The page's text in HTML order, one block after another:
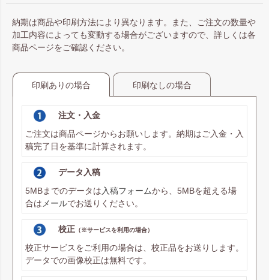
納期は商品や印刷方法により異なります。また、ご注文の数量や
加工内容によっても変動する場合がございますので、詳しくは各
商品ページをご確認ください。
印刷ありの場合 印刷なしの場合
注文・入金
ご注文は商品ページからお願いします。納期はご入金・入
稿完了日を基準に計算されます。
データ入稿
5MBまでのデータは 入稿フォームから、5MBを超える場
合は メールでお送りください。
校正 （※サービスを利用の場合）
校正サービスをご利用の場合は、校正品をお送りします。
データでの画像校正は無料です。